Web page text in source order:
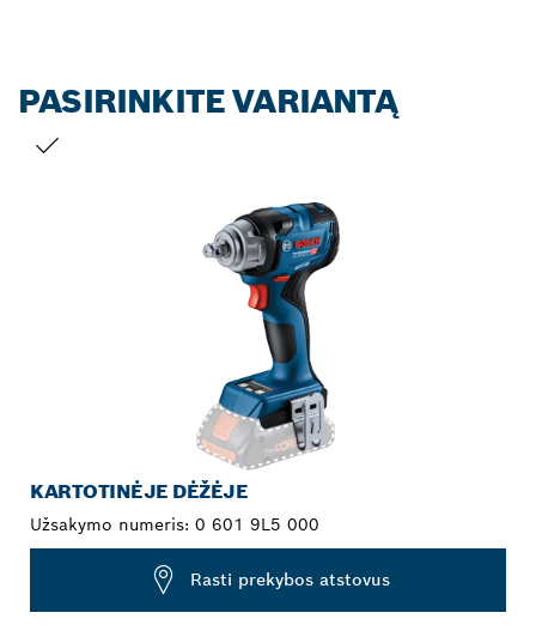
PASIRINKITE VARIANTĄ
KARTOTINĖJE DĖŽĖJE
Užsakymo numeris: 0 601 9L5 000
Rasti prekybos atstovus